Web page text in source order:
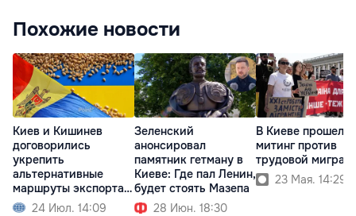
Похожие новости
Киев и Кишинев
договорились
укрепить
альтернативные
маршруты экспорта
зерна24 Июл. 14:09
Зеленский
анонсировал
памятник гетману в
Киеве: Где пал Ленин,
будет стоять Мазепа
28 Июн. 18:30
В Киеве прошел
митинг против
трудовой
23 Мая. 14:29